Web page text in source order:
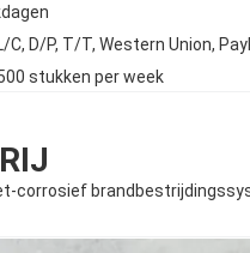
C, D/P, T/T, Western Union,
stukken per week
corrosief